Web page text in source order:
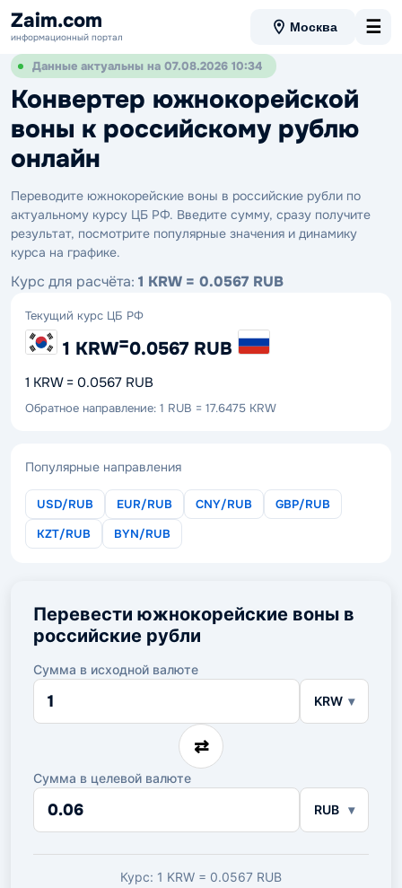
Zaim.com
информационный портал
Москва ☰
Данные актуальны на 07.08.2026 10:34
Конвертер южнокорейской
воны к российскому рублю
онлайн
Переводите южнокорейские воны в российские рубли по
актуальному курсу ЦБ РФ. Введите сумму, сразу получите
результат, посмотрите популярные значения и динамику
курса на графике.
Курс для расчёта: 1 KRW = 0.0567 RUB
Текущий курс ЦБ РФ
1 KRW=0.0567 RUB
1 KRW = 0.0567 RUB
Обратное направление: 1 RUB = 17.6475 KRW
Популярные направления
USD/RUB EUR/RUB CNY/RUB
GBP/RUB
KZT/RUB
BYN/RUB
Перевести южнокорейские воны в
российские рубли
Сумма в исходной валюте
Сумма
исходной
KRW
⇄
Сумма в целевой валюте
Сумма
целевой
валюте
RUB
Курс: 1 KRW = 0.0567 RUB